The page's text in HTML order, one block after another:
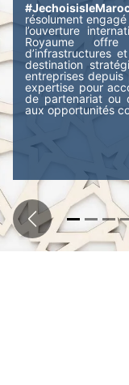
résolument
l’ouverture
Royaume
d’infrastructures
destination
entreprises depuis
expertise pour
de partenariat ou
aux opportunités
Précédent